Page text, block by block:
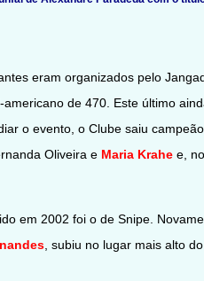
eram organizados pelo
americano de 470. Este último
o evento, o Clube saiu
Oliveira e Maria Krahe e,
em 2002 foi o de Snipe.
, subiu no lugar mais alto